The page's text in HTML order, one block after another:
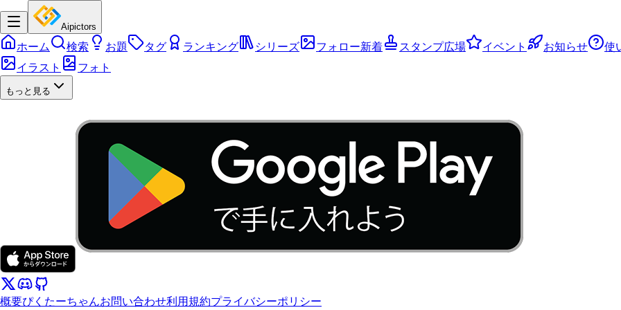
Aipictors
ホーム 検索 お題 タグ ランキング シリーズ フォロー新着 スタンプ広場 イベント お知らせ
使
イラスト
フォト
もっと見る
概要ぴくたーちゃんお問い合わせ利用規約プライバシーポリシー